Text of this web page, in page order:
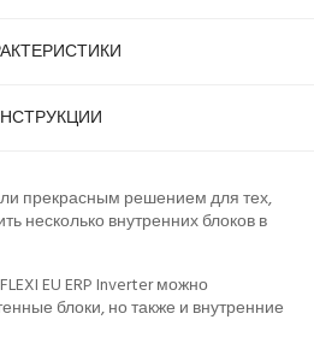
прекрасным решением для тех,
несколько внутренних блоков в
EU ERP Inverter можно
блоки, но также и внутренние